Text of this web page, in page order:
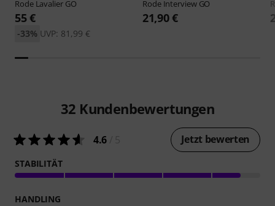
Rode Lavalier GO
55 €
UVP: 81,99 €
-33%
Rode Interview GO
21,90 €
32 Kundenbewertungen
4.6 Jetzt bewerten
STABILITÄT
HANDLING